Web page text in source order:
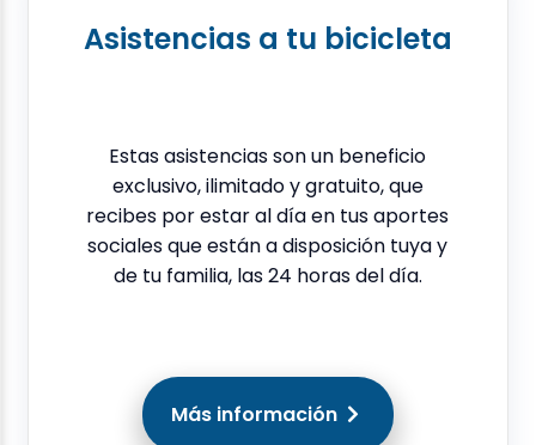
Asistencias a tu bicicleta
Estas asistencias son un beneficio
exclusivo, ilimitado y gratuito, que
recibes por estar al día en tus aportes
sociales que están a disposición tuya y
de tu familia, las 24 horas del día.
Más información